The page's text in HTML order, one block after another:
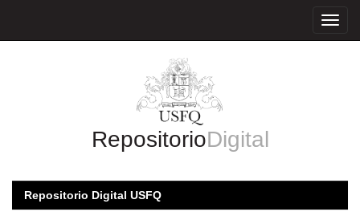
RepositorioDigital
Repositorio Digital USFQ